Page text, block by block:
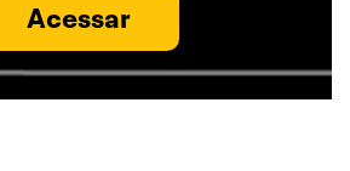
Acessar